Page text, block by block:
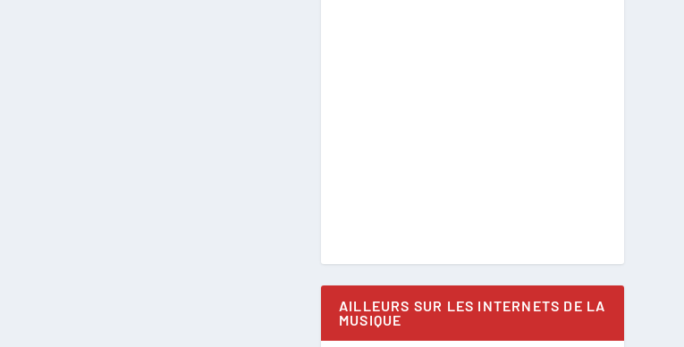
AILLEURS SUR LES INTERNETS DE LA
MUSIQUE